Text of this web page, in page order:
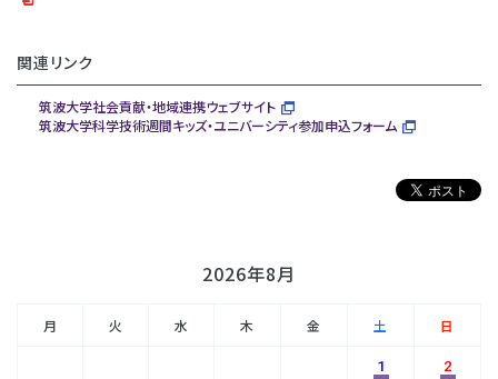
関連リンク
筑波大学社会貢献・地域連携ウェブサイト
筑波大学科学技術週間キッズ・ユニバーシティ参加申込フォーム
2026年8月
月 火 水 木 金 土 日
1 2